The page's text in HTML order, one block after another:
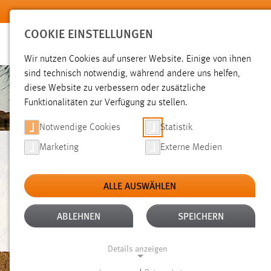
Zum Hauptinhalt springen
ELEKTROTECHNIK,
UND INFORMATIK
COOKIE EINSTELLUNGEN
Wir nutzen Cookies auf unserer Website. Einige von ihnen
sind technisch notwendig, während andere uns helfen,
diese Website zu verbessern oder zusätzliche
Funktionalitäten zur Verfügung zu stellen.
Notwendige Cookies Statistik
Marketing Externe Medien
ALLE AUSWÄHLEN
ABLEHNEN SPEICHERN
Details anzeigen